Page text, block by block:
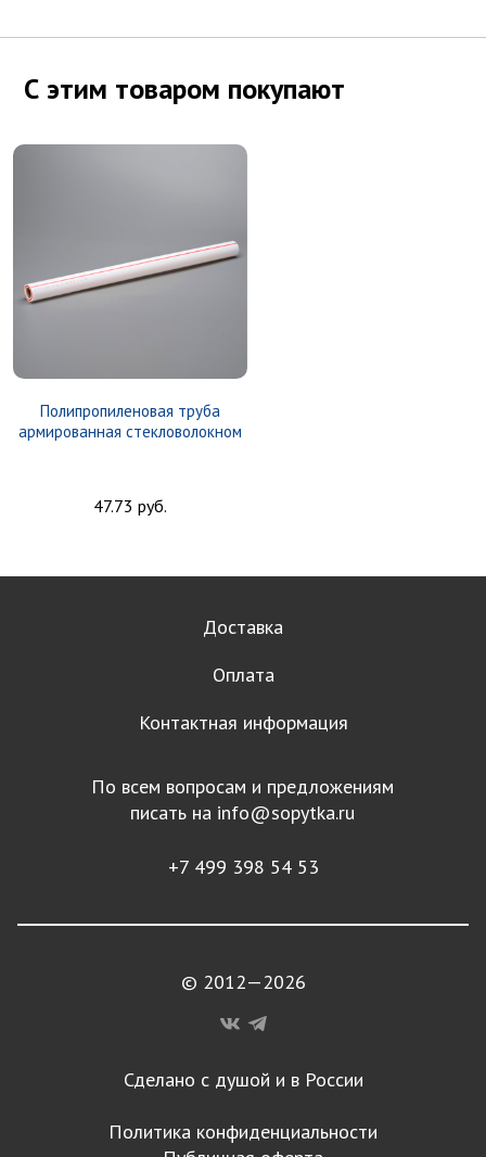
С этим товаром покупают
Полипропиленовая труба
армированная стекловолокном
47.73 руб.
Доставка
Оплата
Контактная информация
По всем вопросам и предложениям
писать на info@sopytka.ru
+7 499 398 54 53
© 2012—2026
Сделано с душой и в России
Политика конфиденциальности